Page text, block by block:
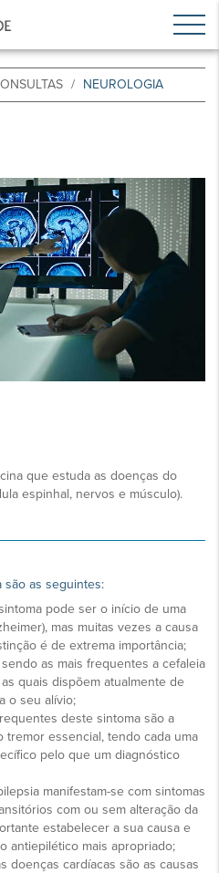
NEUROLOGIA
que estuda as doenças do
espinhal, nervos e músculo).
são as seguintes:
pode ser o início de uma
mas muitas vezes a causa
é de extrema importância;
as mais frequentes a cefaleia
quais dispõem atualmente de
o seu alívio;
deste sintoma são a
tremor essencial, tendo cada uma
pelo que um diagnóstico
manifestam-se com sintomas
com ou sem alteração da
estabelecer a sua causa e
antiepilético mais apropriado;
doenças cardíacas são as causas